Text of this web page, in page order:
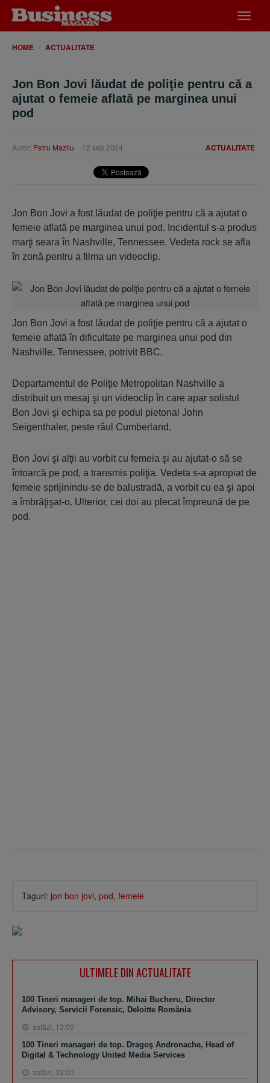
meniu
HOME ACTUALITATE
Jon Bon Jovi lăudat de poliţie pentru că a
ajutat o femeie aflată pe marginea unui
pod
ACTUALITATE
Autor: Petru Mazilu 12 sep 2024
Jon Bon Jovi a fost lăudat de poliţie pentru că a ajutat o
femeie aflată pe marginea unui pod. Incidentul s-a produs
marţi seara în Nashville, Tennessee. Vedeta rock se afla
în zonă pentru a filma un videoclip.
Jon Bon Jovi a fost lăudat de poliţie pentru că a ajutat o
femeie aflată în dificultate pe marginea unui pod din
Nashville, Tennessee, potrivit BBC.
Departamentul de Poliţie Metropolitan Nashville a
distribuit un mesaj şi un videoclip în care apar solistul
Bon Jovi şi echipa sa pe podul pietonal John
Seigenthaler, peste râul Cumberland.
Bon Jovi şi alţii au vorbit cu femeia şi au ajutat-o să se
întoarcă pe pod, a transmis poliţia. Vedeta s-a apropiat de
femeie sprijinindu-se de balustradă, a vorbit cu ea şi apoi
a îmbrăţişat-o. Ulterior, cei doi au plecat împreună de pe
pod.
Taguri: jon bon jovi, pod, femeie
ULTIMELE DIN ACTUALITATE
100 Tineri manageri de top. Mihai Bucheru, Director
Advisory, Servicii Forensic, Deloitte România
astăzi, 13:00
100 Tineri manageri de top. Dragoş Andronache, Head of
Digital & Technology United Media Services
astăzi, 12:00